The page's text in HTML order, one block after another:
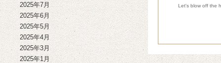
2025年7月
2025年6月
2025年5月
2025年4月
2025年3月
2025年1月
Let's blow off the